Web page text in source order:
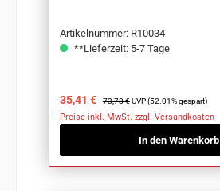
Artikelnummer: R10034
**Lieferzeit: 5-7 Tage
Verkaufspreis:
35,41 € Regulärer Preis:
73,78 € UVP (52.01% gespart)
Preise inkl. MwSt. zzgl. Versandkosten
In den Warenkorb